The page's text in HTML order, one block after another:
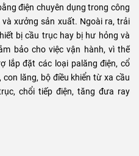
điện chuyên dụng trong công
xưởng sản xuất. Ngoài ra, trải
bị cầu trục hay bị hư hỏng và
bảo cho việc vận hành, vì thế
lắp đặt các loại palăng điện, cổ
lăng, bộ điều khiển từ xa cầu
chổi tiếp điện, tăng đưa ray